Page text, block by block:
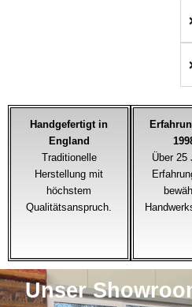
Handgefertigt in
England
Traditionelle
Herstellung mit
höchstem
Qualitätsanspruch.
Über 25
Unser